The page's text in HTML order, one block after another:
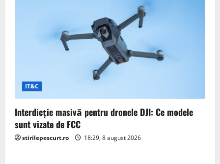
IT&C
Interdicție masivă pentru dronele DJI: Ce modele
sunt vizate de FCC
stirilepescurt.ro 18:29, 8 august 2026